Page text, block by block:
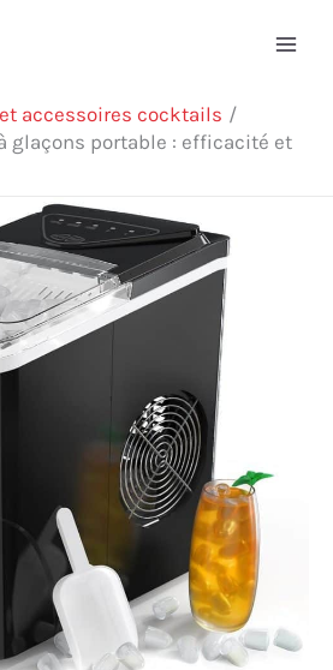
accessoires cocktails
glaçons portable : efficacité et